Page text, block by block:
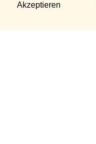
Akzeptieren